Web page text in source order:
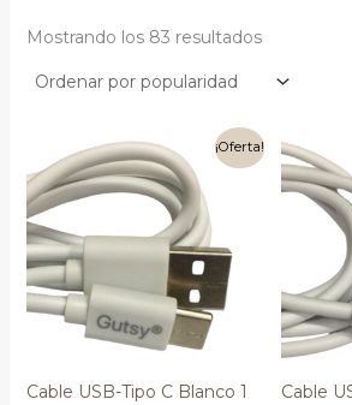
Mostrando los 83 resultados
¡Oferta!
Cable USB-Tipo C Blanco 1
El
precio
original
era:
El
precio
actual
es:
$60.00.
Cable